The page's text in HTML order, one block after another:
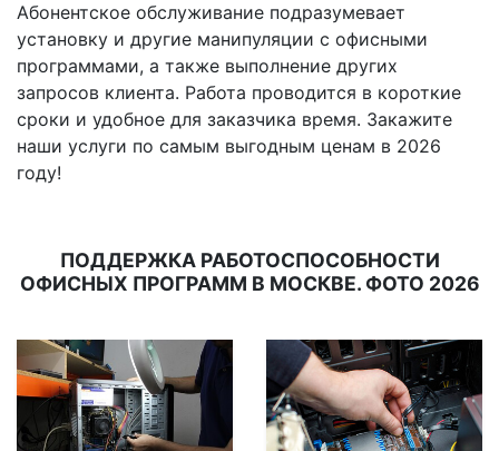
Абонентское обслуживание подразумевает
установку и другие манипуляции с офисными
программами, а также выполнение других
запросов клиента. Работа проводится в короткие
сроки и удобное для заказчика время. Закажите
наши услуги по самым выгодным ценам в 2026
году!
ПОДДЕРЖКА РАБОТОСПОСОБНОСТИ
ОФИСНЫХ ПРОГРАММ В МОСКВЕ. ФОТО 2026